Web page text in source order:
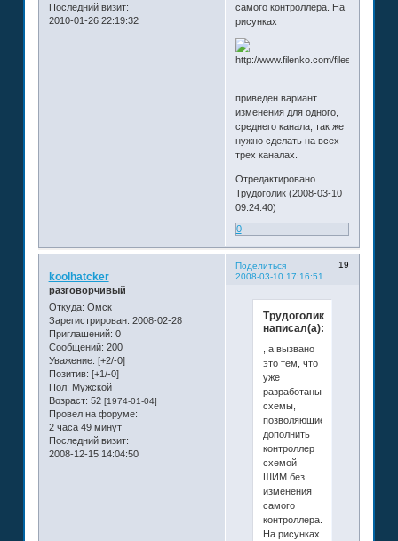
Последний визит:
2010-01-26 22:19:32
самого контроллера. На
рисунках
приведен вариант
изменения для одного,
среднего канала, так же
нужно сделать на всех
трех каналах.
Отредактировано
Трудоголик (2008-03-10
09:24:40)
0
Поделиться
19
2008-03-10 17:16:51
koolhatcker
разговорчивый
Откуда: Омск
Зарегистрирован: 2008-02-28
Приглашений: 0
Сообщений: 200
Уважение: [+2/-0]
Позитив: [+1/-0]
Пол: Мужской
Возраст: 52 [1974-01-04]
Провел на форуме:
2 часа 49 минут
Последний визит:
2008-12-15 14:04:50
Трудоголик
написал(а):
, а вызвано
это тем, что
уже
разработаны
схемы,
позволяющие
дополнить
контроллер
схемой
ШИМ без
изменения
самого
контроллера.
На рисунках